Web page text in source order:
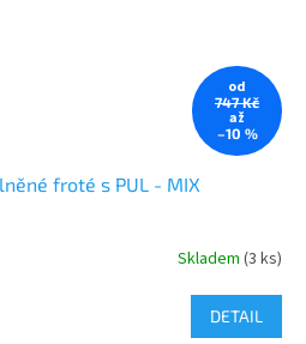
od
747 Kč
až
–10 %
froté s PUL - MIX
Skladem (3 ks)
DETAIL